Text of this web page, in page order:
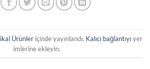
Ürünler içinde yayınlandı. Kalıcı bağlantıyıyer
imlerine ekleyin.